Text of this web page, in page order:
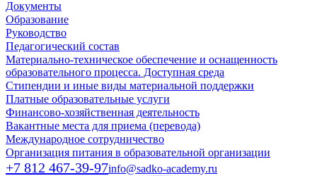
Документы
Образование
Руководство
Педагогический состав
Материально-техническое обеспечение и оснащенность
образовательного процесса. Доступная среда
Стипендии и иные виды материальной поддержки
Платные образовательные услуги
Финансово-хозяйственная деятельность
Вакантные места для приема (перевода)
Международное сотрудничество
Организация питания в образовательной организации
+7 812 467-39-97info@sadko-academy.ru